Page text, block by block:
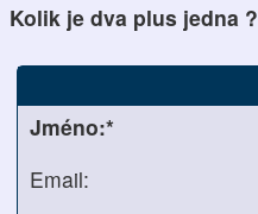
Kolik je dva plus jedna ?
Jméno:*
Email: